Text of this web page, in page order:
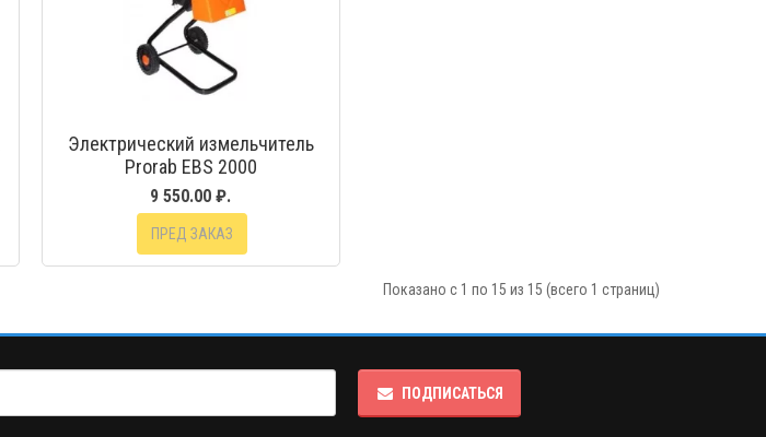
Электрический измельчитель
Prorab EBS 2000
9 550.00 ₽.
ПРЕД ЗАКАЗ
Показано с 1 по 15 из 15 (всего 1 страниц)
ПОДПИСАТЬСЯ